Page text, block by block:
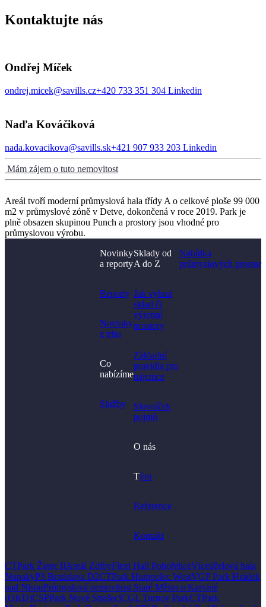
Kontaktujte nás
Ondřej Míček
ondrej.micek@savills.cz+420 733 351 304 Linkedin
Naďa Kováčiková
nada.kovacikova@savills.sk+421 907 933 203 Linkedin
Mám zájem o tuto nemovitost
Areál tvoří moderní průmyslová hala třídy A o celkové ploše 99 000
m2 v průmyslové zóně v Detve, dokončená v roce 2019. Park je
plně obsazen skupinou Punch a prostory jsou vhodné pro
průmyslovou výrobu.
Novinky
a reporty
Reporty
Novinky
z trhu
Co
nabízíme
Služby
Sklady od
A do Z
Jak vybrat
sklad či
výrobní
prostory​
Základní
pravidla pro
nájemce
Slovníček
pojmů
O nás
Tým
Reference
Kontakt
Nabídka
průmyslových prostor
CTPark Žatec IIAreál ZdibyFlexi Hall PohořeliceVíceúčelová hala
NupakyP3 Bratislava D2CTPark Humpolec WestVGP Park Hrádek
nad NisouPrůmyslová nemovitost Staré Město u Karviné
(OKD)CSPPark Nové StrašecíCGL Turnov ParkCTPark